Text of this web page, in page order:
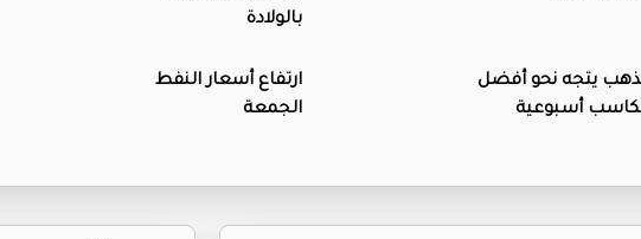
بالولادة
يتجه نحو أفضل
أسبوعية
ارتفاع أسعار النفط
الجمعة